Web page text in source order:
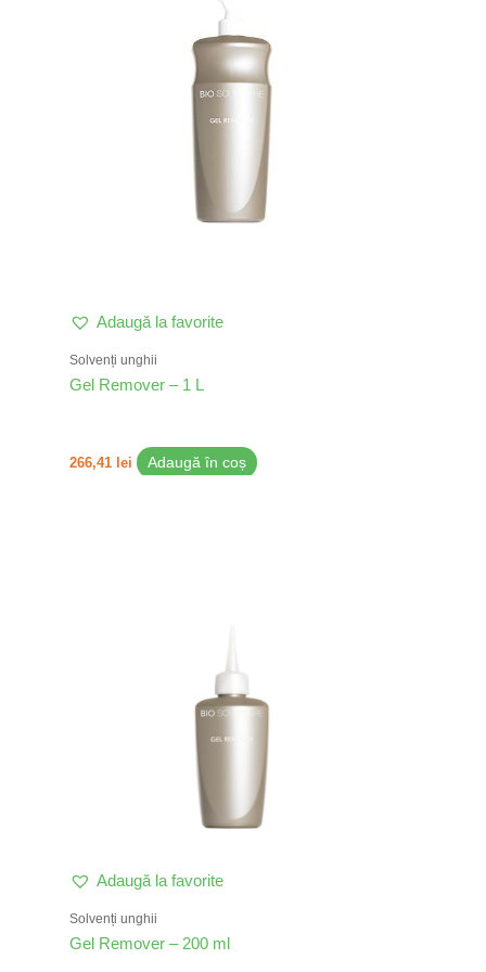
Adaugă la favorite
Solvenți unghii
Gel Remover – 1 L
266,41 lei Adaugă în coș
Adaugă la favorite
Solvenți unghii
Gel Remover – 200 ml